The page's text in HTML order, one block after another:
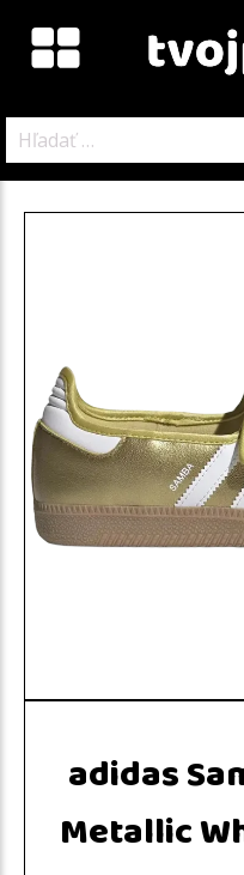
adidas
Metallic